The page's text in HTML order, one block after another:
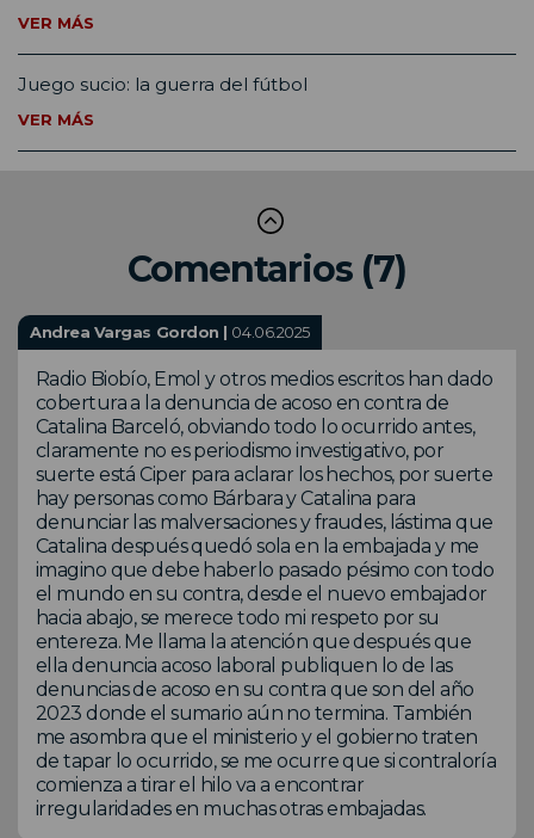
VER MÁS
Juego sucio: la guerra del fútbol
VER MÁS
Comentarios (7)
Andrea Vargas Gordon | 04.06.2025
Radio Biobío, Emol y otros medios escritos han dado
cobertura a la denuncia de acoso en contra de
Catalina Barceló, obviando todo lo ocurrido antes,
claramente no es periodismo investigativo, por
suerte está Ciper para aclarar los hechos, por suerte
hay personas como Bárbara y Catalina para
denunciar las malversaciones y fraudes, lástima que
Catalina después quedó sola en la embajada y me
imagino que debe haberlo pasado pésimo con todo
el mundo en su contra, desde el nuevo embajador
hacia abajo, se merece todo mi respeto por su
entereza. Me llama la atención que después que
ella denuncia acoso laboral publiquen lo de las
denuncias de acoso en su contra que son del año
2023 donde el sumario aún no termina. También
me asombra que el ministerio y el gobierno traten
de tapar lo ocurrido, se me ocurre que si contraloría
comienza a tirar el hilo va a encontrar
irregularidades en muchas otras embajadas.